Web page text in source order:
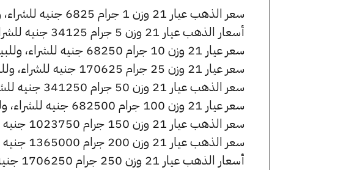
سعر الذهب عيار 21 وزن 1 جرام 6825 جنيه للشراء، وللبيع 6875 جنيه.
أسعار الذهب عيار 21 وزن 5 جرام 34125 جنيه للشراء، وللبيع 34375 جنيه.
سعر عيار 21 وزن 10 جرام 68250 جنيه للشراء، وللبيع 68750 جنيه.
سعر عيار 21 وزن 25 جرام 170625 جنيه للشراء، وللبيع 171875 جنيه.
سعر الذهب عيار 21 وزن 50 جرام 341250 جنيه للشراء، وللبيع 343750 جنيه.
سعر عيار 21 وزن 100 جرام 682500 جنيه للشراء، وللبيع 687500 جنيه.
سعر الذهب عيار 21 وزن 150 جرام 1023750 جنيه للشراء، وللبيع 1031250 جنيه.
سعر الذهب عيار 21 وزن 200 جرام 1365000 جنيه للشراء، وللبيع 1375000 جنيه.
أسعار الذهب عيار 21 وزن 250 جرام 1706250 جنيه للشراء، وللبيع 1718750 جنيه.